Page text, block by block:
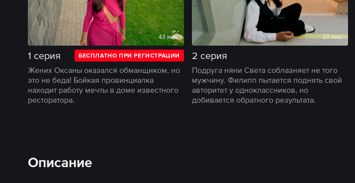
43 мин
1 серия БЕСПЛАТНО ПРИ РЕГИСТРАЦИИ
Жених Оксаны оказался обманщиком, но
это не беда! Бойкая провинциалка
находит работу мечты в доме известного
ресторатора.
23 мин
2 серия
Подруга няни Света соблазняет не того
мужчину. Филипп пытается поднять свой
авторитет у одноклассников, но
добивается обратного результата.
Описание